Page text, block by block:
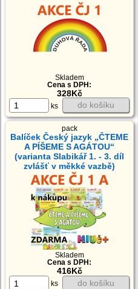
Skladem
Cena s DPH:
328Kč
ks do košíku
pack
Balíček Český jazyk „ČTEME
A PÍŠEME S AGÁTOU“
(varianta Slabikář 1. - 3. díl
zvlášť v měkké vazbě)
Skladem
Cena s DPH:
416Kč
ks do košíku